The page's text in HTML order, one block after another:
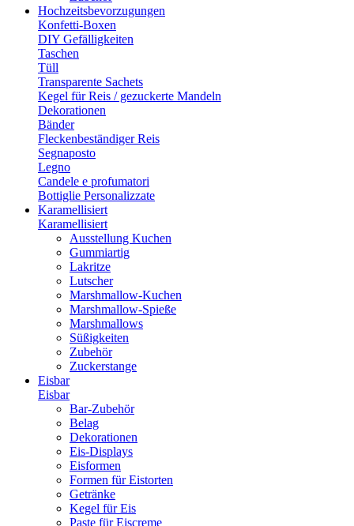
Hochzeitsbevorzugungen
Konfetti-Boxen
DIY Gefälligkeiten
Taschen
Tüll
Transparente Sachets
Kegel für Reis / gezuckerte Mandeln
Dekorationen
Bänder
Fleckenbeständiger Reis
Segnaposto
Legno
Candele e profumatori
Bottiglie Personalizzate
Karamellisiert
Karamellisiert
Ausstellung Kuchen
Gummiartig
Lakritze
Lutscher
Marshmallow-Kuchen
Marshmallow-Spieße
Marshmallows
Süßigkeiten
Zubehör
Zuckerstange
Eisbar
Eisbar
Bar-Zubehör
Belag
Dekorationen
Eis-Displays
Eisformen
Formen für Eistorten
Getränke
Kegel für Eis
Paste für Eiscreme